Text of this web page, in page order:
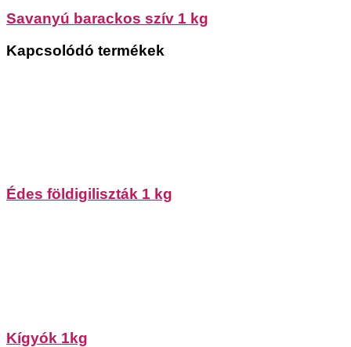
Savanyú barackos szív 1 kg
Kapcsolódó termékek
Édes földigiliszták 1 kg
Kígyók 1kg